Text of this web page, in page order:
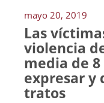
mayo 20, 2019
Las
violencia
media de 8
expresar y
tratos